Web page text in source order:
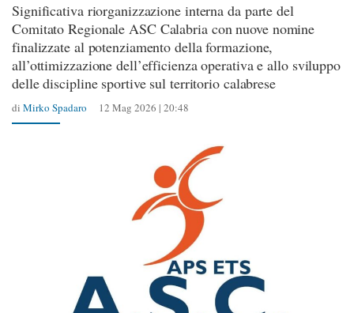
Significativa riorganizzazione interna da parte del
Comitato Regionale ASC Calabria con nuove nomine
finalizzate al potenziamento della formazione,
all’ottimizzazione dell’efficienza operativa e allo sviluppo
delle discipline sportive sul territorio calabrese
di Mirko Spadaro 12 Mag 2026 | 20:48